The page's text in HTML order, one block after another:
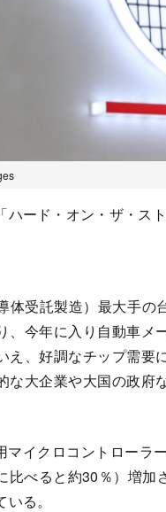
ード・オン・ザ・スト
受託製造）最大手の
、今年に入り自動車メ
え、好調なチップ需
な大企業や大国の政府
イクロコントローラ
比べると約30％）増
る。